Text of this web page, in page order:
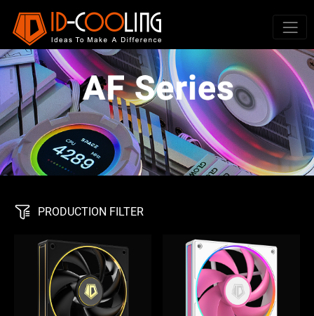
PRODUCTION FILTER